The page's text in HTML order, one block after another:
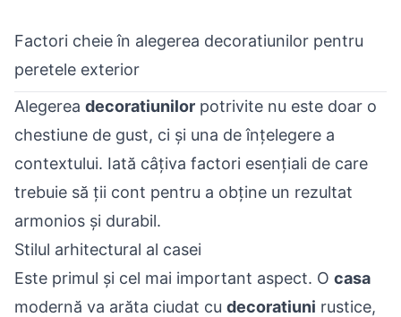
Factori cheie în alegerea decoratiunilor pentru
peretele exterior
Alegerea decoratiunilor potrivite nu este doar o
chestiune de gust, ci și una de înțelegere a
contextului. Iată câțiva factori esențiali de care
trebuie să ții cont pentru a obține un rezultat
armonios și durabil.
Stilul arhitectural al casei
Este primul și cel mai important aspect. O casa
modernă va arăta ciudat cu decoratiuni rustice,